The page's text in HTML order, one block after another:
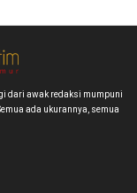
dari awak redaksi mumpuni
ada ukurannya, semua